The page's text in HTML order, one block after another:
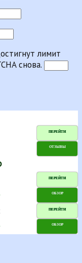
лимит
снова.
ПЕРЕЙТИ
ОТЗЫВЫ
ПЕРЕЙТИ
ОБЗОР
ПЕРЕЙТИ
ОБЗОР